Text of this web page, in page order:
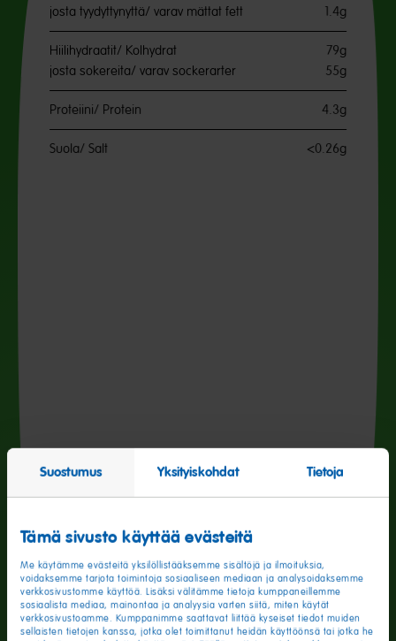
Suostumus Yksityiskohdat Tietoja
Tämä sivusto käyttää evästeitä
Me käytämme evästeitä yksilöllistääksemme sisältöjä ja ilmoituksia,
voidaksemme tarjota toimintoja sosiaaliseen mediaan ja analysoidaksemme
verkkosivustomme käyttöä. Lisäksi välitämme tietoja kumppaneillemme
sosiaalista mediaa, mainontaa ja analyysia varten siitä, miten käytät
verkkosivustoamme. Kumppanimme saattavat liittää kyseiset tiedot muiden
sellaisten tietojen kanssa, jotka olet toimittanut heidän käyttöönsä tai jotka he
josta tyydyttynyttä/ varav mättat fett
1.4g
Hiilihydraatit/ Kolhydrat
79g
josta sokereita/ varav sockerarter
55g
Proteiini/ Protein 4.3g
Suola/ Salt <0.26g